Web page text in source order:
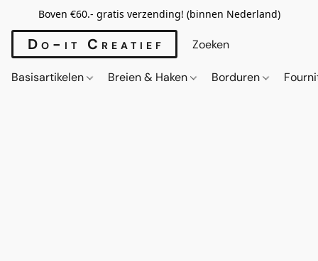
Boven €60.- gratis verzending! (binnen Nederland)
Do-it Creatief
Basisartikelen Breien & Haken Borduren